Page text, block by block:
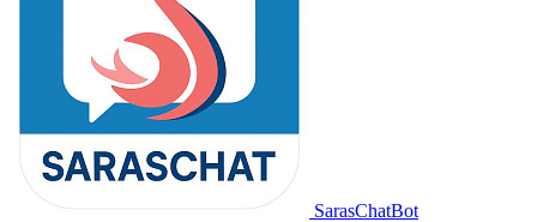
SarasChatBot